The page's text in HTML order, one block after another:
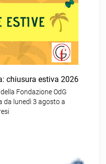
chiusura estiva 2026
Fondazione OdG
da lunedì 3 agosto a